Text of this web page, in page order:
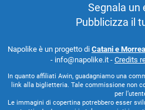
Segnala un
Pubblicizza il
Napolike è un progetto di Catani e
- info@napolike.it - Credits
In quanto affiliati Awin, guadagniamo una
link alla biglietteria. Tale commissione non
per
Le immagini di copertina potrebbero esser